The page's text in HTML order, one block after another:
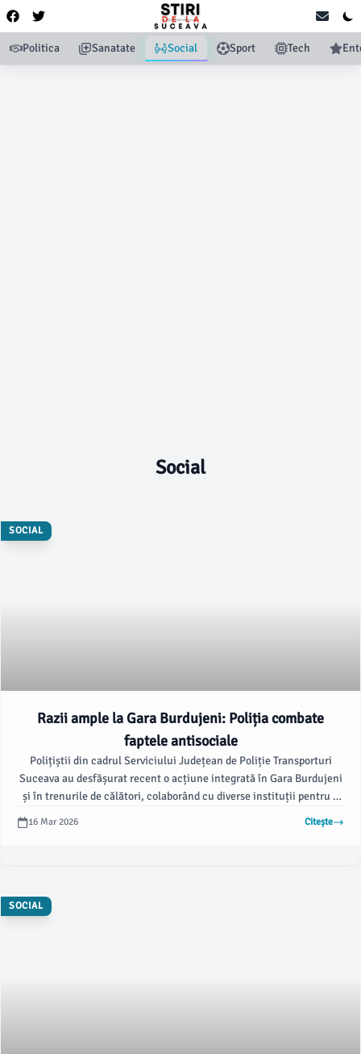
Politica Sanatate Social Sport Tech
Social
SOCIAL
Razii ample la Gara Burdujeni: Poliția combate
faptele antisociale
Polițiștii din cadrul Serviciului Județean de Poliție Transporturi
Suceava au desfășurat recent o acțiune integrată în Gara Burdujeni
și în trenurile de călători, colaborând cu diverse instituții pentru a
antisociale și reducerea accidentelor rutiere în județul Suceava,
16 Mar 2026 Citește
SOCIAL